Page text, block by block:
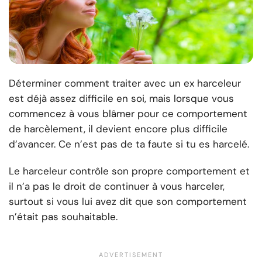
Déterminer comment traiter avec un ex harceleur
est déjà assez difficile en soi, mais lorsque vous
commencez à vous blâmer pour ce comportement
de harcèlement, il devient encore plus difficile
d’avancer. Ce n’est pas de ta faute si tu es harcelé.
Le harceleur contrôle son propre comportement et
il n’a pas le droit de continuer à vous harceler,
surtout si vous lui avez dit que son comportement
n’était pas souhaitable.